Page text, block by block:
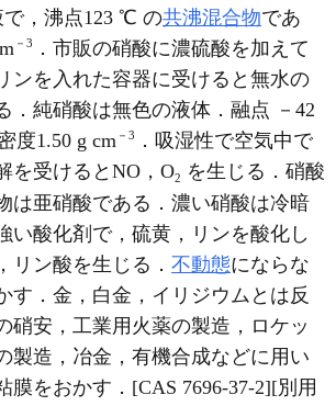
で，沸点123 ℃ の共沸混合物であ
－3
．市販の硝酸に濃硫酸を加えて
ンを入れた容器に受けると無水の
．純硝酸は無色の液体．融点 －42
度1.50 g cm －3
．吸湿性で空気中で
を受けるとNO，O2
を生じる．硝酸
は亜硝酸である．濃い硝酸は冷暗
い酸化剤で，硫黄，リンを酸化し
リン酸を生じる． 不動態にならな
す．金，白金，イリジウムとは反
硝安，工業用火薬の製造，ロケッ
製造，冶金，有機合成などに用い
膜をおかす．[CAS 7696-37-2][別用